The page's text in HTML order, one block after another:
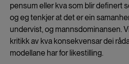
pensum eller kva som blir definert
og eg tenkjer at det er ein
undervist, og mannsdominansen.
kritikk av kva konsekvensar dei
modellane har for likestilling.